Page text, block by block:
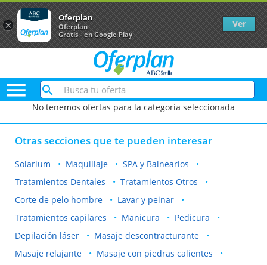

No tenemos ofertas para la categoría seleccionada
Otras secciones que te pueden interesar
Solarium Maquillaje
SPA y Balnearios
Tratamientos Dentales
Tratamientos Otros
Corte de pelo hombre
Lavar y peinar
Tratamientos capilares
Manicura
Pedicura
Depilación láser
Masaje descontracturante
Masaje relajante
Masaje con piedras calientes
×
Oferplan
Oferplan
Gratis - en Google Play
Ver